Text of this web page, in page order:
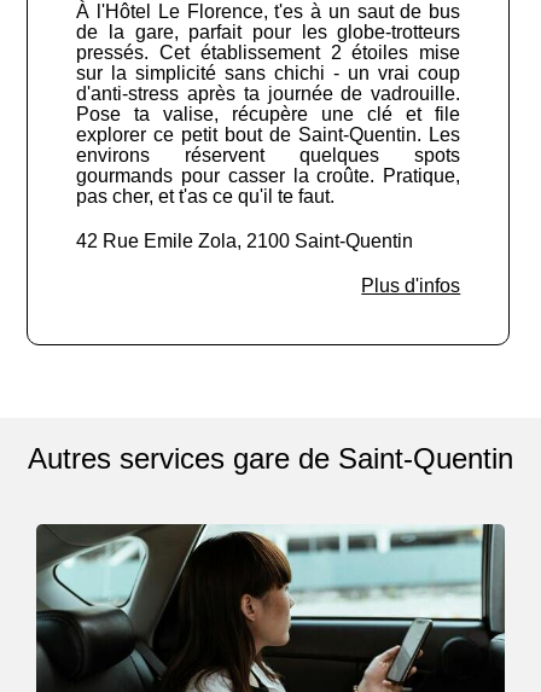
À l'Hôtel Le Florence, t'es à un saut de bus
de la gare, parfait pour les globe-trotteurs
pressés. Cet établissement 2 étoiles mise
sur la simplicité sans chichi - un vrai coup
d'anti-stress après ta journée de vadrouille.
Pose ta valise, récupère une clé et file
explorer ce petit bout de Saint-Quentin. Les
environs réservent quelques spots
gourmands pour casser la croûte. Pratique,
pas cher, et t'as ce qu'il te faut.
42 Rue Emile Zola, 2100 Saint-Quentin
Plus d'infos
Autres services gare de Saint-Quentin